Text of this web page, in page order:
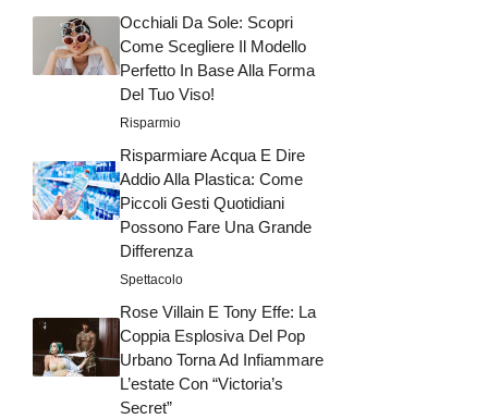
Occhiali Da Sole: Scopri
Come Scegliere Il Modello
Perfetto In Base Alla Forma
Del Tuo Viso!
Risparmio
Risparmiare Acqua E Dire
Addio Alla Plastica: Come
Piccoli Gesti Quotidiani
Possono Fare Una Grande
Differenza
Spettacolo
Rose Villain E Tony Effe: La
Coppia Esplosiva Del Pop
Urbano Torna Ad Infiammare
L’estate Con “Victoria’s
Secret”